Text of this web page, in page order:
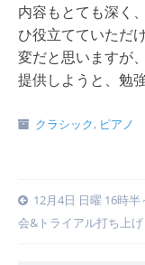
内容もとても深く
ひ役立てていただ
変だと思いますが
提供しようと、勉
クラシック, ピアノ
Post
12月4日 日曜 16時
会&トライアル打ち上げ